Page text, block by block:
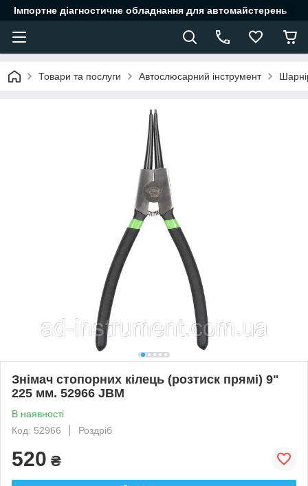
Імпортне діагностичне обладнання для автомайстерень
Товари та послуги Автослюсарний інструмент
Знімач стопорних кілець (розтиск прямі) 9"
225 мм. 52966 JBM
В наявності
Код: 52966
Роздріб
520 ₴